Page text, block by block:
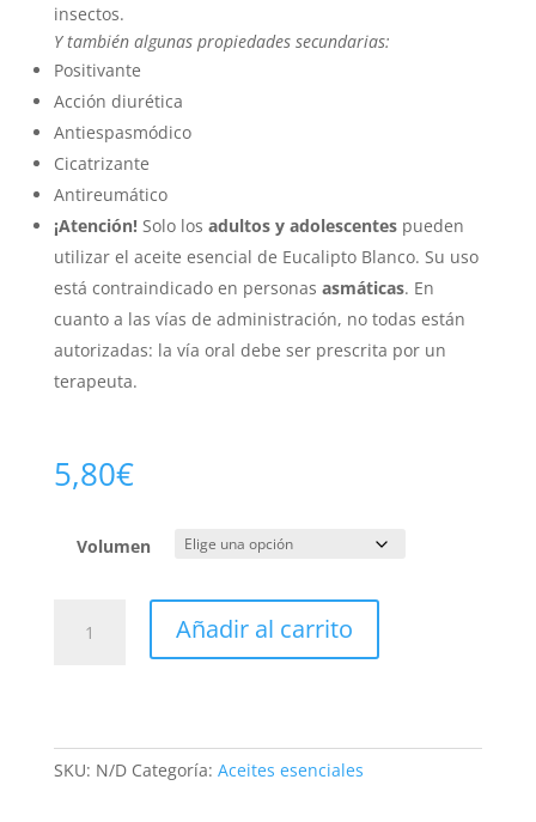
insectos.
Y también algunas propiedades secundarias:
Positivante
Acción diurética
Antiespasmódico
Cicatrizante
Antireumático
¡Atención! Solo los adultos y adolescentespueden
utilizar el aceite esencial de Eucalipto Blanco. Su uso
está contraindicado en personas asmáticas. En
cuanto a las vías de administración, no todas están
autorizadas: la vía oral debe ser prescrita por un
terapeuta.
5,80€
Volumen
globulus
Añadir al carrito
SKU: N/D Categoría: Aceites esenciales